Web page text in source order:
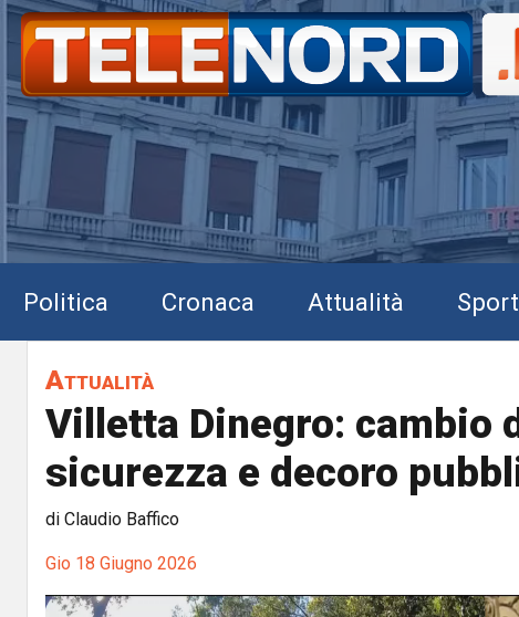
Politica Cronaca Attualità Sport
Attualità
Villetta Dinegro: cambio
sicurezza e decoro
di Claudio Baffico
Gio 18 Giugno 2026